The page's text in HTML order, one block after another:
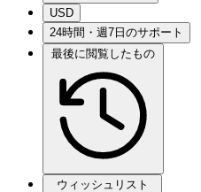
USD
24時間・週7日のサポート
最後に閲覧したもの
ウィッシュリスト